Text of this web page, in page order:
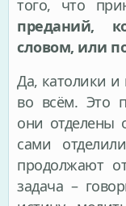
того, что
преданий,
словом, или
Да, католики и
во всём. Это
они отделены
сами
продолжают
задача –